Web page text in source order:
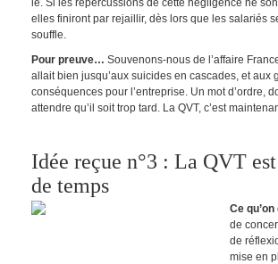
elles finiront par rejaillir, dès lors que les salariés
souffle.
Pour preuve… Souvenons-nous de l’affaire
allait bien jusqu’aux suicides en cascades, et aux
conséquences pour l’entreprise. Un mot d’ordre,
attendre qu’il soit trop tard. La QVT, c’est
Idée reçue n°3 : La QVT
de temps
Ce
de
de
mise en